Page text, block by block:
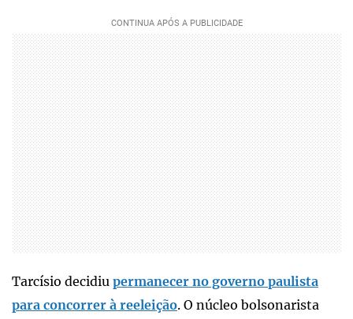
Tarcísio decidiu permanecer no governo paulista
para concorrer à reeleição. O núcleo bolsonarista